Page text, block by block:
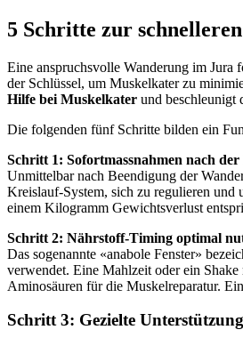
5 Schritte zur
Eine anspruchsvolle Wanderung im Jura
der Schlüssel, um Muskelkater zu
Hilfe bei Muskelkater und beschleunigt
Die folgenden fünf Schritte bilden ein
Schritt 1: Sofortmassnahmen nach
Unmittelbar nach Beendigung der
Kreislauf-System, sich zu regulieren und
einem Kilogramm Gewichtsverlust
Schritt 2: Nährstoff-Timing optimal
Das sogenannte «anabole Fenster»
verwendet. Eine Mahlzeit oder ein
Aminosäuren für die Muskelreparatur.
Schritt 3: Gezielte